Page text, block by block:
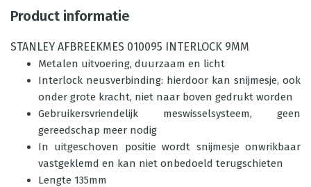
Product informatie
STANLEY AFBREEKMES 010095 INTERLOCK 9MM
Metalen uitvoering, duurzaam en licht
Interlock neusverbinding: hierdoor kan snijmesje, ook
onder grote kracht, niet naar boven gedrukt worden
Gebruikersvriendelijk meswisselsysteem, geen
gereedschap meer nodig
In uitgeschoven positie wordt snijmesje onwrikbaar
vastgeklemd en kan niet onbedoeld terugschieten
Lengte 135mm